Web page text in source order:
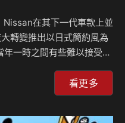
在其下一代車款上並
轉變推出以日式簡約風為
一時之間有些難以接受，
麼？在台灣、日本等市場
來！CELSIORS Youtube
看更多